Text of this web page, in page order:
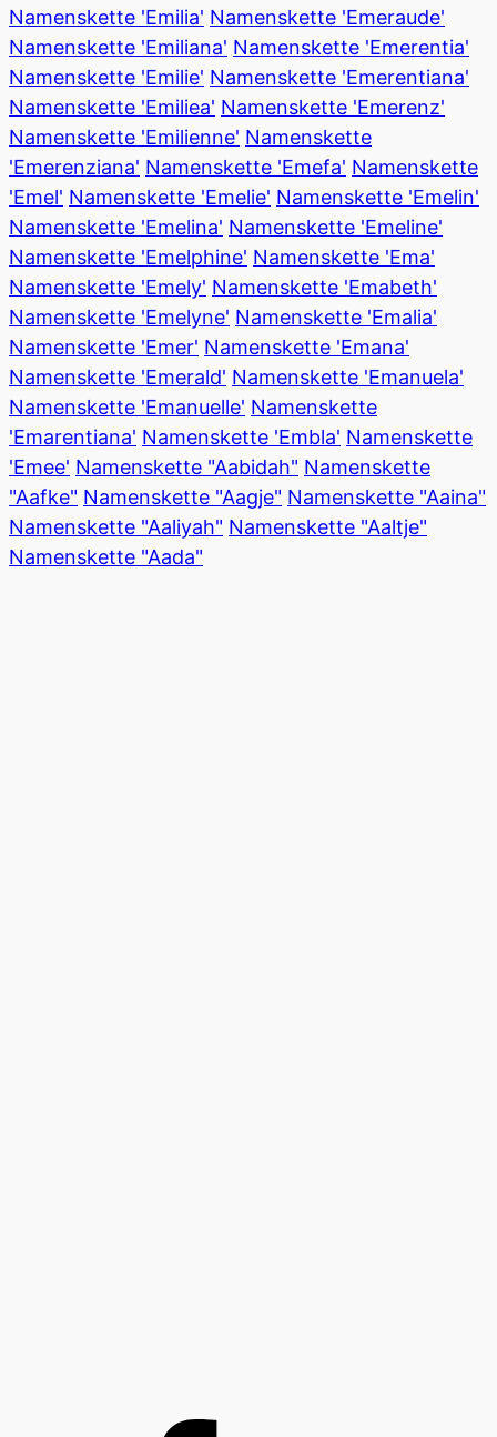
Namenskette 'Emilia' Namenskette 'Emeraude'
Namenskette 'Emiliana' Namenskette 'Emerentia'
Namenskette 'Emilie' Namenskette 'Emerentiana'
Namenskette 'Emiliea' Namenskette 'Emerenz'
Namenskette 'Emilienne' Namenskette
'Emerenziana' Namenskette 'Emefa' Namenskette
'Emel' Namenskette 'Emelie' Namenskette 'Emelin'
Namenskette 'Emelina' Namenskette 'Emeline'
Namenskette 'Emelphine' Namenskette 'Ema'
Namenskette 'Emely' Namenskette 'Emabeth'
Namenskette 'Emelyne' Namenskette 'Emalia'
Namenskette 'Emer' Namenskette 'Emana'
Namenskette 'Emerald' Namenskette 'Emanuela'
Namenskette 'Emanuelle' Namenskette
'Emarentiana' Namenskette 'Embla' Namenskette
'Emee' Namenskette "Aabidah" Namenskette
"Aafke" Namenskette "Aagje" Namenskette "Aaina"
Namenskette "Aaliyah" Namenskette "Aaltje"
Namenskette "Aada"